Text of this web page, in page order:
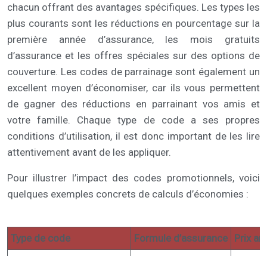
chacun offrant des avantages spécifiques. Les types les
plus courants sont les réductions en pourcentage sur la
première année d’assurance, les mois gratuits
d’assurance et les offres spéciales sur des options de
couverture. Les codes de parrainage sont également un
excellent moyen d’économiser, car ils vous permettent
de gagner des réductions en parrainant vos amis et
votre famille. Chaque type de code a ses propres
conditions d’utilisation, il est donc important de les lire
attentivement avant de les appliquer.
Pour illustrer l’impact des codes promotionnels, voici
quelques exemples concrets de calculs d’économies :
Type de code Formule d’assurance Prix